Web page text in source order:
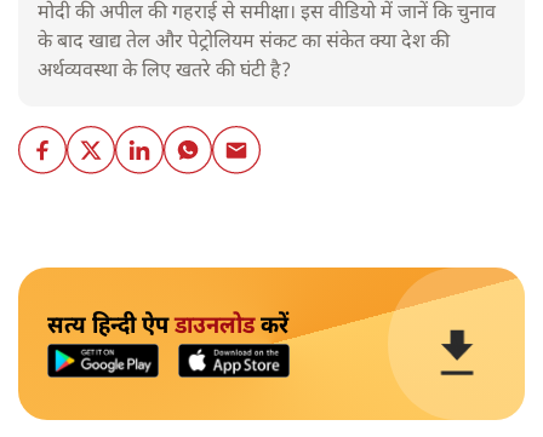
मोदी की अपील की गहराई से समीक्षा। इस वीडियो में जानें कि चुनाव
के बाद खाद्य तेल और पेट्रोलियम संकट का संकेत क्या देश की
अर्थव्यवस्था के लिए खतरे की घंटी है?
सत्य हिन्दी ऐपडाउनलोडकरें